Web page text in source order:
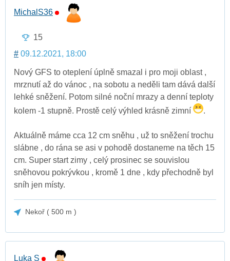
MichalS36
15
# 09.12.2021, 18:00
Nový GFS to oteplení úplně smazal i pro moji oblast ,
mrznutí až do vánoc , na sobotu a neděli tam dává další
lehké sněžení. Potom silné noční mrazy a denní teploty
kolem -1 stupně. Prostě celý výhled krásně zimní
.
Aktuálně máme cca 12 cm sněhu , už to sněžení trochu
slábne , do rána se asi v pohodě dostaneme na těch 15
cm. Super start zimy , celý prosinec se souvislou
sněhovou pokrývkou , kromě 1 dne , kdy přechodně byl
sníh jen místy.
Nekoř ( 500 m )
Luka S